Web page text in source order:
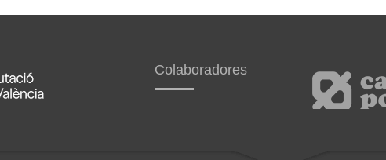
Colaboradores